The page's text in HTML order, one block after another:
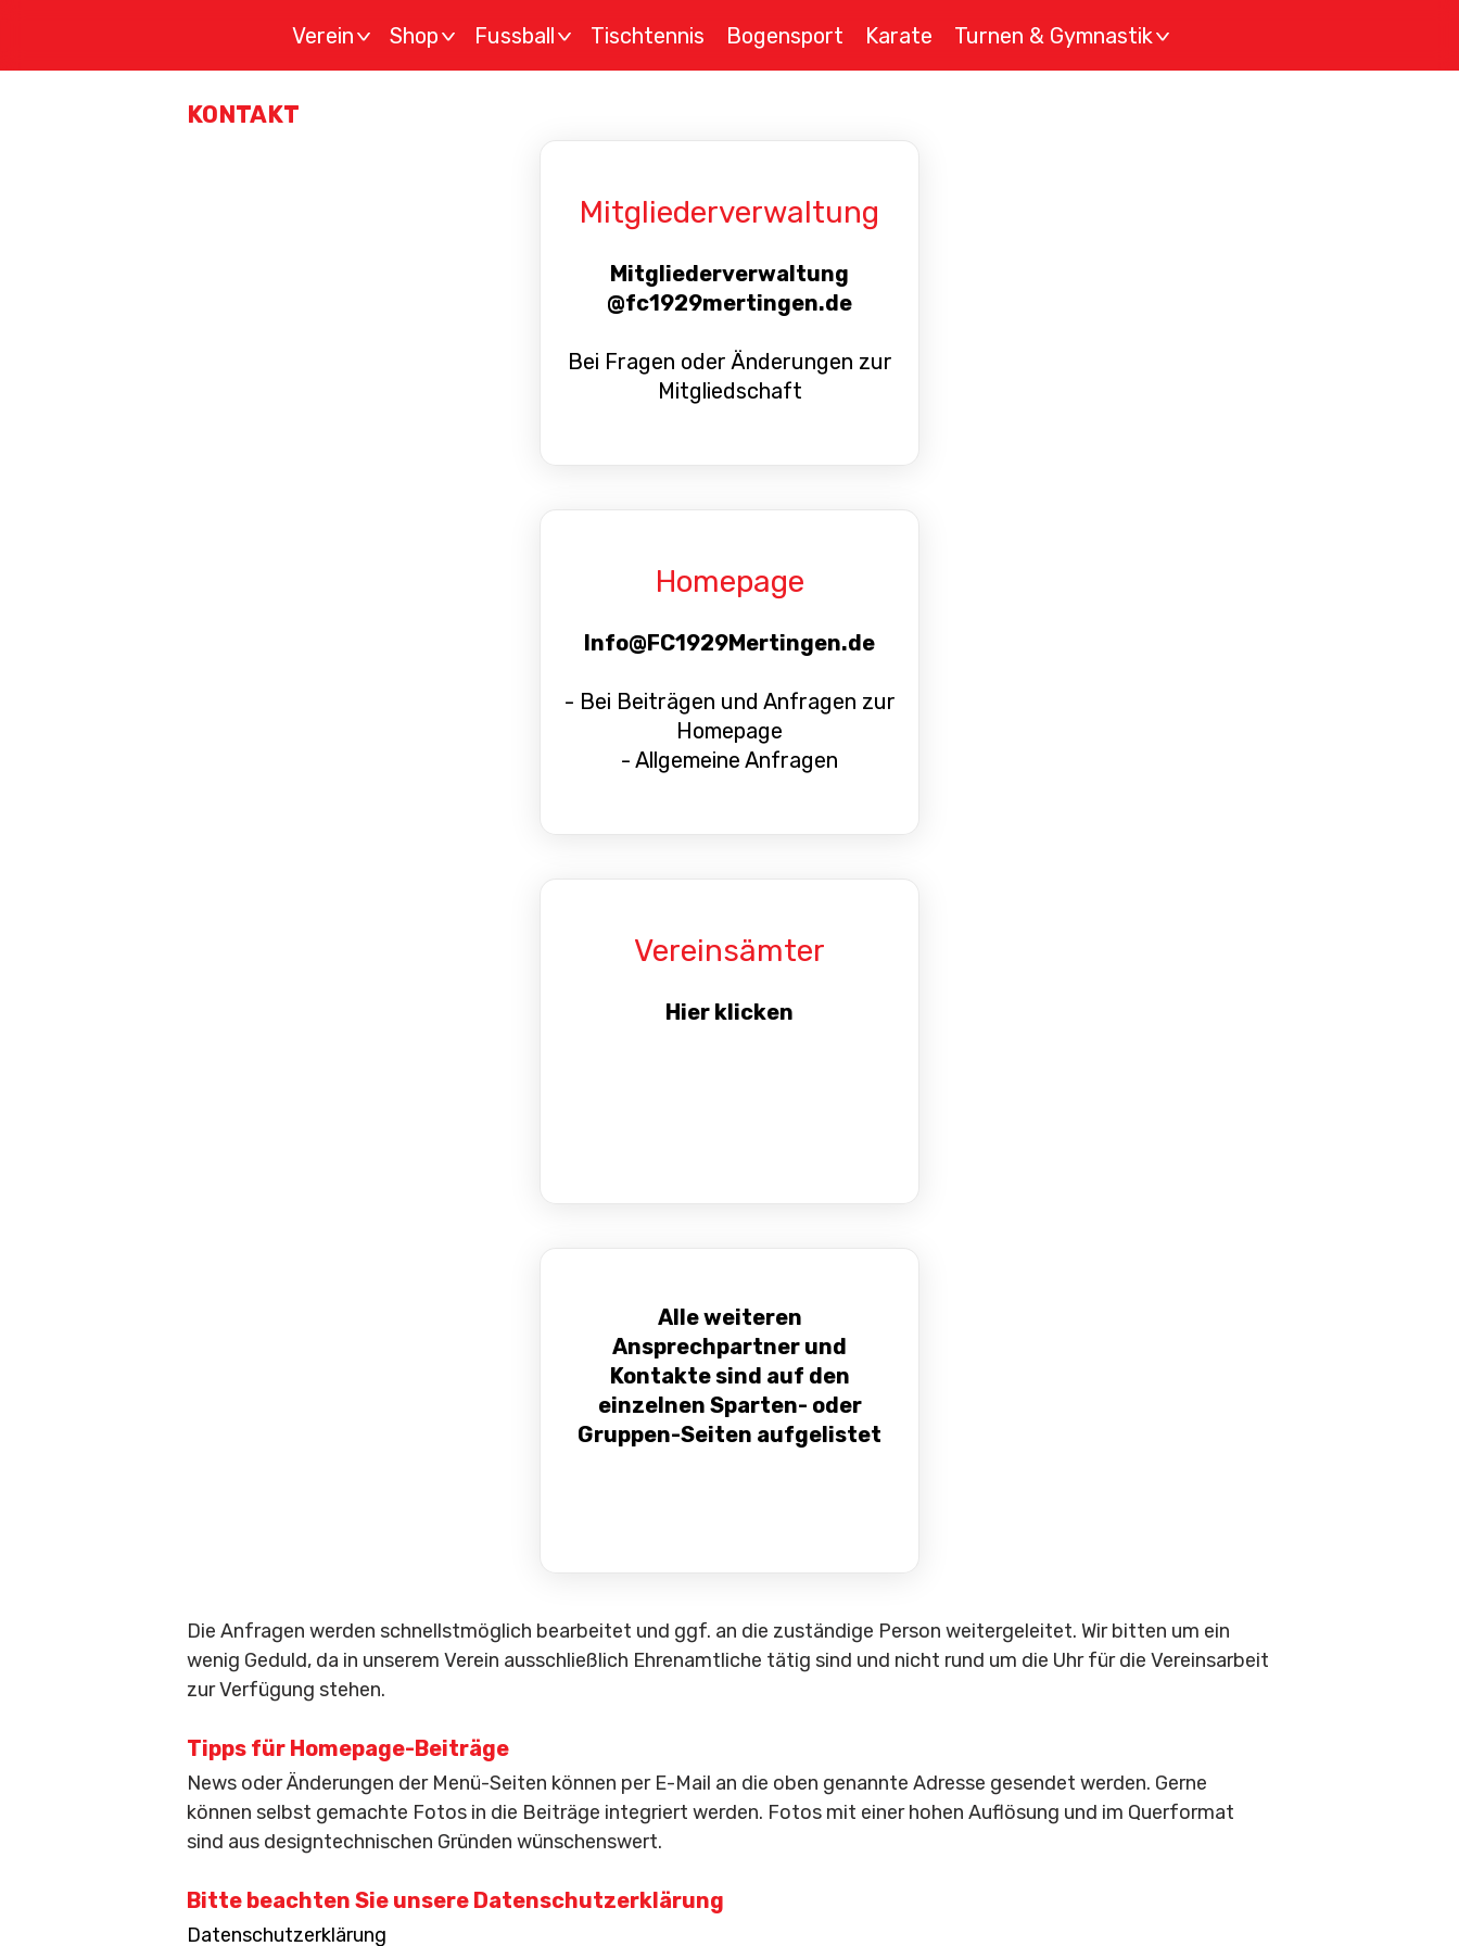
Verein> Shop> Fussball > Tischtennis Bogensport Karate Turnen & Gymnastik>
KONTAKT
Mitgliederverwaltung
Mitgliederverwaltung
@fc1929mertingen.de
Bei Fragen oder Änderungen zur
Mitgliedschaft
Homepage
Info@FC1929Mertingen.de
- Bei Beiträgen und Anfragen zur
Homepage
- Allgemeine Anfragen
Vereinsämter
Hier klicken
Alle weiteren
Ansprechpartner und
Kontakte sind auf den
einzelnen Sparten- oder
Gruppen-Seiten aufgelistet
Die Anfragen werden schnellstmöglich bearbeitet und ggf. an die zuständige Person weitergeleitet. Wir bitten um ein
wenig Geduld, da in unserem Verein ausschließlich Ehrenamtliche tätig sind und nicht rund um die Uhr für die Vereinsarbeit
zur Verfügung stehen.
Tipps für Homepage-Beiträge
News oder Änderungen der Menü-Seiten können per E-Mail an die oben genannte Adresse gesendet werden. Gerne
können selbst gemachte Fotos in die Beiträge integriert werden. Fotos mit einer hohen Auflösung und im Querformat
sind aus designtechnischen Gründen wünschenswert.
Bitte beachten Sie unsere Datenschutzerklärung
Datenschutzerklärung